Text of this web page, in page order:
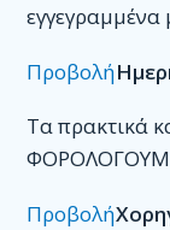
εγγεγραμμένα
Προβολή
Τα πρακτικά
Προβολή